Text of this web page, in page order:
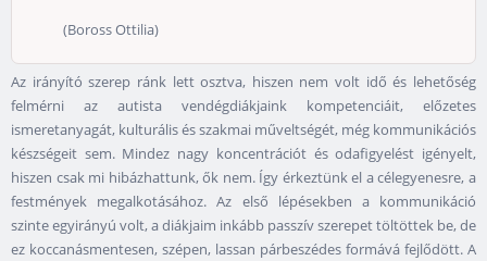
(Boross Ottilia)
Az irányító szerep ránk lett osztva, hiszen nem volt idő és lehetőség
felmérni az autista vendégdiákjaink kompetenciáit, előzetes
ismeretanyagát, kulturális és szakmai műveltségét, még kommunikációs
készségeit sem. Mindez nagy koncentrációt és odafigyelést igényelt,
hiszen csak mi hibázhattunk, ők nem. Így érkeztünk el a célegyenesre, a
festmények megalkotásához. Az első lépésekben a kommunikáció
szinte egyirányú volt, a diákjaim inkább passzív szerepet töltöttek be, de
ez koccanásmentesen, szépen, lassan párbeszédes formává fejlődött. A